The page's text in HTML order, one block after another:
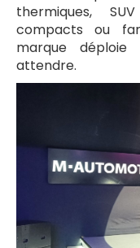
thermiques,
compacts ou
marque
attendre.